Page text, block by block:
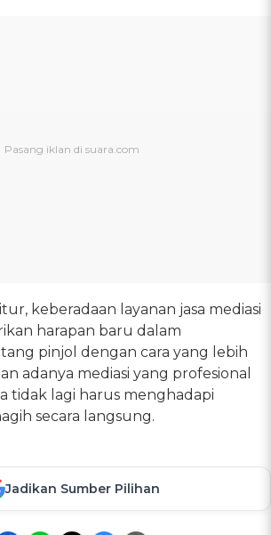
keberadaan layanan jasa mediasi
harapan baru dalam
pinjol dengan cara yang lebih
adanya mediasi yang profesional
tidak lagi harus menghadapi
secara langsung.
Jadikan Sumber Pilihan